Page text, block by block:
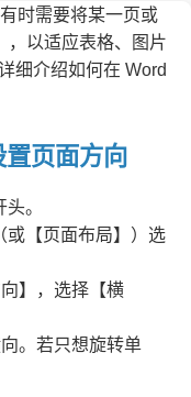
时需要将某一页或
，以适应表格、图片
细介绍如何在 Word
页面方向
。
或【页面布局】）选
】，选择【横
。若只想旋转单